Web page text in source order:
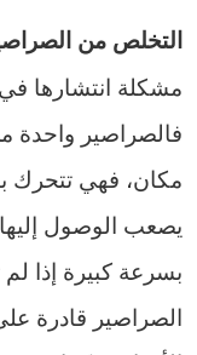
التخلص من
مشكلة انتشارها
فالصراصير واحدة
مكان، فهي تتحرك
يصعب الوصول
بسرعة كبيرة إذا
الصراصير قادرة على